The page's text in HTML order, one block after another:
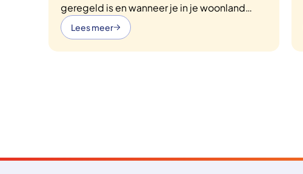
geregeld is en wanneer je in je woonland
verzekerd bent.
Lees meer